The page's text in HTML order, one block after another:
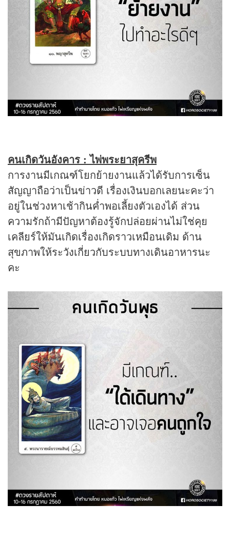
คนเกิดวันอังคาร : ไพ่พระยาสุครีพ
การงานมีเกณฑ์โยกย้ายงานแล้วได้รับการเซ็น
สัญญาถือว่าเป็นข่าวดี เรื่องเงินบอกเลยนะคะว่า
อยู่ในช่วงหาเช้ากินค่ำพอเลี้ยงตัวเองได้ ส่วน
ความรักถ้ามีปัญหาต้องรู้จักปล่อยผ่านไม่ใช่คุย
เคลียร์ให้มันเกิดเรื่องเกิดราวเหมือนเดิม ด้าน
สุขภาพให้ระวังเกี่ยวกับระบบทางเดินอาหารนะ
คะ